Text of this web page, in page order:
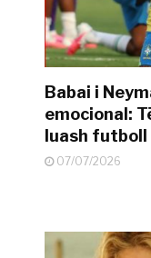
Babai i
emocional:
luash futboll
07/07/2026